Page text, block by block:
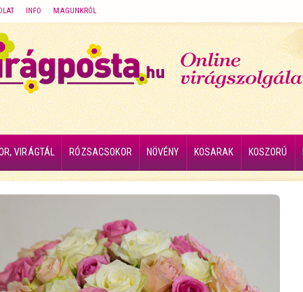
INFO MAGUNKRÓL
VIRÁGTÁL RÓZSACSOKOR NÖVÉNY KOSARAK KOSZORÚ